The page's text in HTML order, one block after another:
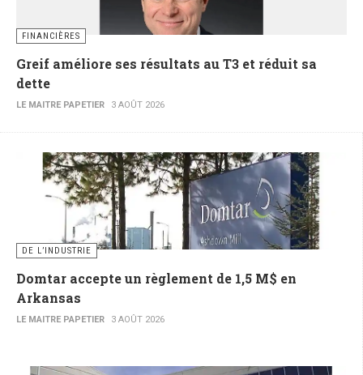
FINANCIÈRES
Greif améliore ses résultats au T3 et réduit sa
dette
LE MAITRE PAPETIER 3 AOÛT 2026
DE L’INDUSTRIE
Domtar accepte un règlement de 1,5 M$ en
Arkansas
LE MAITRE PAPETIER 3 AOÛT 2026